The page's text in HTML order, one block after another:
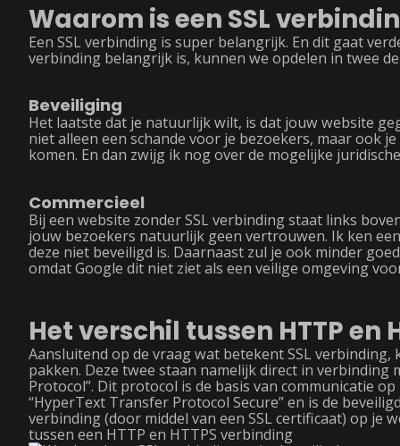
Waarom is een SSL
Een SSL verbinding is super belangrijk. En dit gaat
verbinding belangrijk is, kunnen we opdelen in twee
Beveiliging
Het laatste dat je natuurlijk wilt, is dat jouw website
niet alleen een schande voor je bezoekers, maar ook
komen. En dan zwijg ik nog over de mogelijke
Commercieel
Bij een website zonder SSL verbinding staat links
jouw bezoekers natuurlijk geen vertrouwen. Ik ken
deze niet beveiligd is. Daarnaast zul je ook minder
omdat Google dit niet ziet als een veilige omgeving
Het verschil tussen HTTP en
Aansluitend op de vraag wat betekent SSL
pakken. Deze twee staan namelijk direct in
Protocol”. Dit protocol is de basis van communicatie
“HyperText Transfer Protocol Secure” en is de
verbinding (door middel van een SSL certificaat) op je
tussen een HTTP en HTTPS verbinding